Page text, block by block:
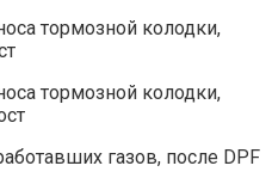
тормозной колодки,
тормозной колодки,
газов, после DPF